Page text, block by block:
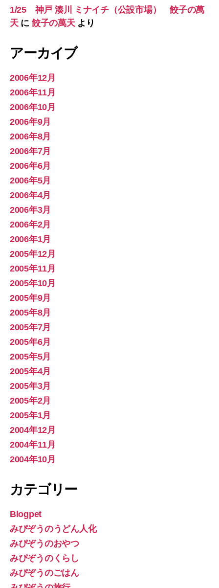
1/25 神戸 湊川 ミナイチ（公設市場） 餃子の萬
天に 餃子の萬天より
アーカイブ
2006年12月
2006年11月
2006年10月
2006年9月
2006年8月
2006年7月
2006年6月
2006年5月
2006年4月
2006年3月
2006年2月
2006年1月
2005年12月
2005年11月
2005年10月
2005年9月
2005年8月
2005年7月
2005年6月
2005年5月
2005年4月
2005年3月
2005年2月
2005年1月
2004年12月
2004年11月
2004年10月
カテゴリー
Blogpet
みぴぞうのうどん人化
みぴぞうのおやつ
みぴぞうのくらし
みぴぞうのごはん